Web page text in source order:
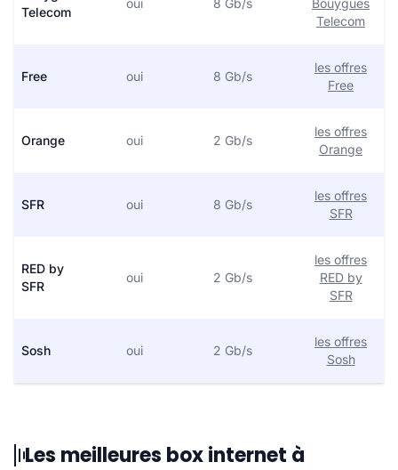
Telecom
oui 8 Gb/s
Bouygues
Telecom
Free oui 8 Gb/s
les offres
Free
Orange oui 2 Gb/s
les offres
Orange
SFR oui 8 Gb/s
les offres
SFR
RED by
SFR
oui 2 Gb/s
les offres
RED by
SFR
Sosh oui 2 Gb/s
les offres
Sosh
Les meilleures box internet à